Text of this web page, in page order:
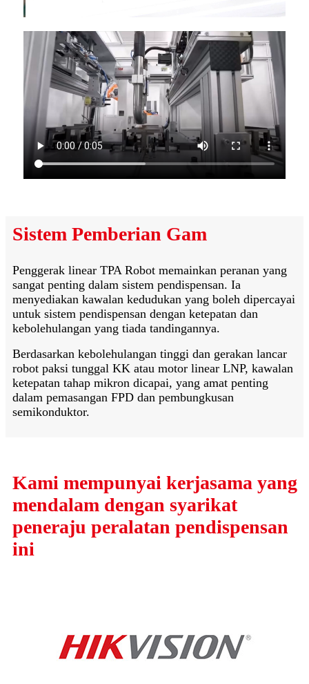
Sistem Pemberian Gam
Penggerak linear TPA Robot memainkan peranan yang
sangat penting dalam sistem pendispensan. Ia
menyediakan kawalan kedudukan yang boleh dipercayai
untuk sistem pendispensan dengan ketepatan dan
kebolehulangan yang tiada tandingannya.
Berdasarkan kebolehulangan tinggi dan gerakan lancar
robot paksi tunggal KK atau motor linear LNP, kawalan
ketepatan tahap mikron dicapai, yang amat penting
dalam pemasangan FPD dan pembungkusan
semikonduktor.
Kami mempunyai kerjasama yang
mendalam dengan syarikat
peneraju peralatan pendispensan
ini